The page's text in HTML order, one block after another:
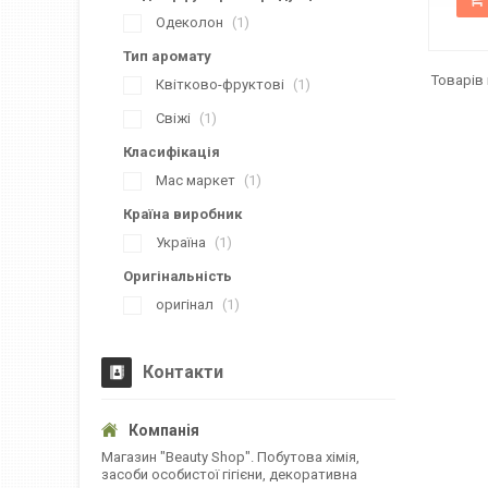
Одеколон
1
Тип аромату
Квітково-фруктові
1
Свіжі 1
Класифікація
Мас маркет
1
Країна виробник
Україна
1
Оригінальність
оригінал
1
Контакти
Магазин "Beauty Shop". Побутова хімія,
засоби особистої гігієни, декоративна